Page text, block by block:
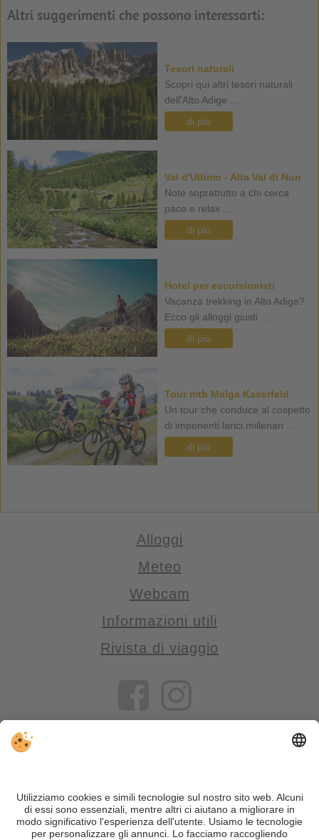
Altri suggerimenti che possono interessarti:
Tesori naturali
Scopri qui altri tesori naturali
dell'Alto Adige ...
di più
Val d'Ultimo - Alta Val di Non
Note soprattutto a chi cerca
pace e relax ...
di più
Hotel per escursionisti
Vacanza trekking in Alto Adige?
Ecco gli alloggi giusti ...
di più
Tour mtb Malga Kaserfeld
Un tour che conduce al cospetto
di imponenti larici millenari ...
di più
Alloggi
Meteo
Webcam
Informazioni utili
Rivista di viaggio
VIVOSüdtirol è il portale di viaggio per chi desidera vivere il
Trentino Alto Adige davvero – con consigli autentici, alloggi e
offerte su misura.